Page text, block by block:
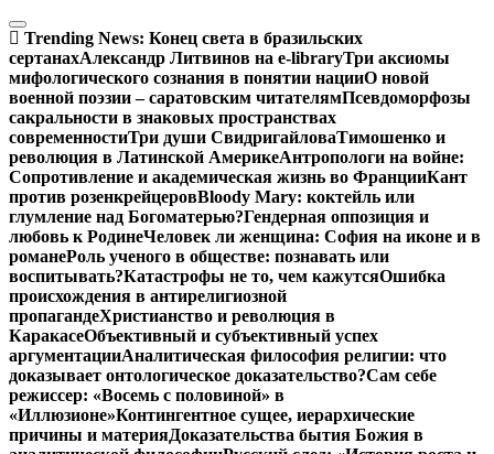
Перейти
к
содержимому
Trending News: Конец света в бразильских
сертанахАлександр Литвинов на e-libraryТри аксиомы
мифологического сознания в понятии нацииО новой
военной поэзии – саратовским читателямПсевдоморфозы
сакральности в знаковых пространствах
современностиТри души СвидригайловаТимошенко и
революция в Латинской АмерикеАнтропологи на войне:
Сопротивление и академическая жизнь во ФранцииКант
против розенкрейцеровBloody Mary: коктейль или
глумление над Богоматерью?Гендерная оппозиция и
любовь к РодинеЧеловек ли женщина: София на иконе и в
романеРоль ученого в обществе: познавать или
воспитывать?Катастрофы не то, чем кажутсяОшибка
происхождения в антирелигиозной
пропагандеХристианство и революция в
КаракасеОбъективный и субъективный успех
аргументацииАналитическая философия религии: что
доказывает онтологическое доказательство?Сам себе
режиссер: «Восемь с половиной» в
«Иллюзионе»Контингентное сущее, иерархические
причины и материяДоказательства бытия Божия в